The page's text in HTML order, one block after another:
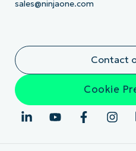
sales@ninjaone.com
Contact
Cookie